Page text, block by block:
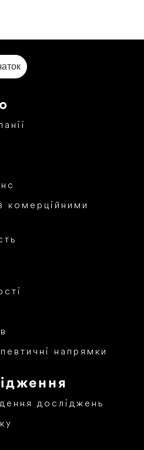
комерційними
напрямки
досліджень